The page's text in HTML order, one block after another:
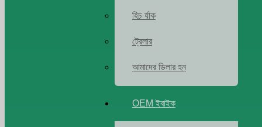
হিচ র্যাক
ট্রেলার
আমাদের ডিলার হন
OEM ইবাইক